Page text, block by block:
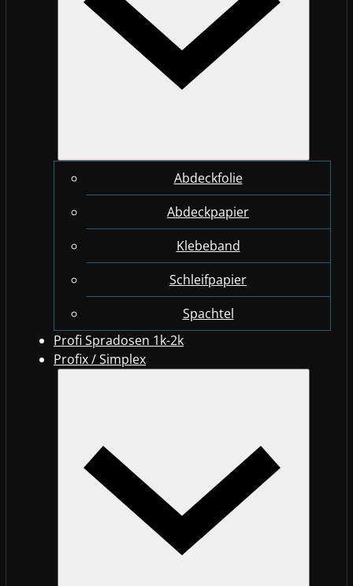
Abdeckfolie
Abdeckpapier
Klebeband
Schleifpapier
Spachtel
Profi Spradosen 1k-2k
Profix / Simplex